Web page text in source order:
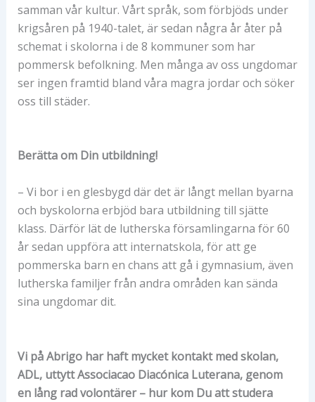
samman vår kultur. Vårt språk, som förbjöds under
krigsåren på 1940-talet, är sedan några år åter på
schemat i skolorna i de 8 kommuner som har
pommersk befolkning. Men många av oss ungdomar
ser ingen framtid bland våra magra jordar och söker
oss till städer.
Berätta om Din utbildning!
– Vi bor i en glesbygd där det är långt mellan byarna
och byskolorna erbjöd bara utbildning till sjätte
klass. Därför lät de lutherska församlingarna för 60
år sedan uppföra att internatskola, för att ge
pommerska barn en chans att gå i gymnasium, även
lutherska familjer från andra områden kan sända
sina ungdomar dit.
Vi på Abrigo har haft mycket kontakt med skolan,
ADL, uttytt Associacao Diacónica Luterana, genom
en lång rad volontärer – hur kom Du att studera